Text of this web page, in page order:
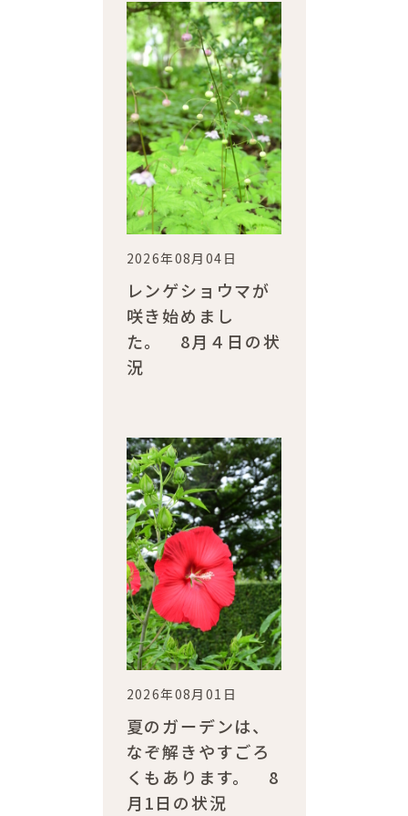
2026年08月04日
レンゲショウマが
咲き始めまし
た。 8月４日の状
況
2026年08月01日
夏のガーデンは、
なぞ解きやすごろ
くもあります。 8
月1日の状況